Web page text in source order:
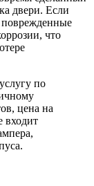
двери. Если
поврежденные
что
по
цена на
входит